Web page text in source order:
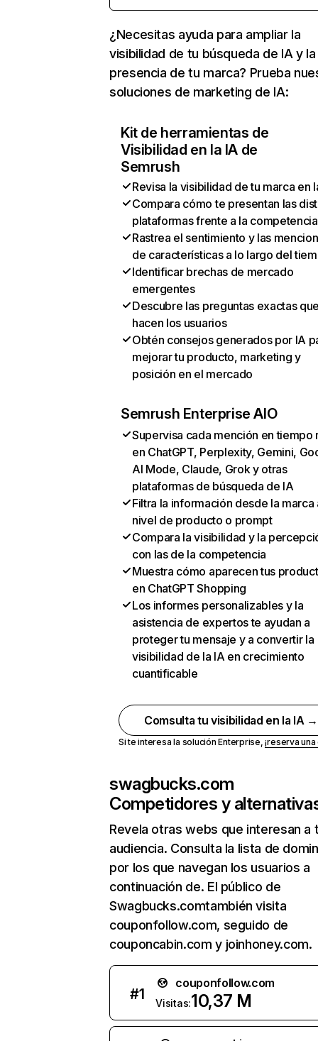
¿Necesitas ayuda para ampliar la
visibilidad de tu búsqueda de IA y la
presencia de tu marca? Prueba
soluciones de marketing de IA:
Kit de herramientas de
Visibilidad en la IA de
Semrush
Revisa la visibilidad de tu marca en
Compara cómo te presentan las
plataformas frente a la competencia
Rastrea el sentimiento y las
de características a lo largo del
Identificar brechas de mercado
emergentes
Descubre las preguntas exactas
hacen los usuarios
Obtén consejos generados por IA
mejorar tu producto, marketing y
posición en el mercado
Semrush Enterprise AIO
Supervisa cada mención en tiempo
en ChatGPT, Perplexity, Gemini,
AI Mode, Claude, Grok y otras
plataformas de búsqueda de IA
Filtra la información desde la marca
nivel de producto o prompt
Compara la visibilidad y la
con las de la competencia
Muestra cómo aparecen tus
en ChatGPT Shopping
Los informes personalizables y la
asistencia de expertos te ayudan a
proteger tu mensaje y a convertir la
visibilidad de la IA en crecimiento
cuantificable
Comsulta tu visibilidad en la IA →
Si te interesa la solución Enterprise,¡reserva
swagbucks.com
Competidores y
Revela otras webs que interesan a
audiencia. Consulta la lista de
por los que navegan los usuarios a
continuación de. El público de
Swagbucks.comtambién visita
couponfollow.com, seguido de
couponcabin.com y joinhoney.com.
#1
couponfollow.com
Visitas:10,37 M